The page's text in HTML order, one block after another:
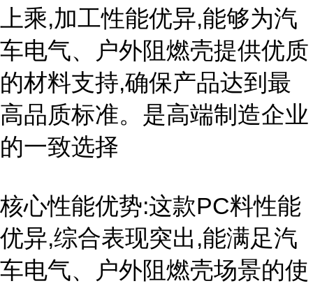
上乘,加工性能优异,能够为汽
车电气、户外阻燃壳提供优质
的材料支持,确保产品达到最
高品质标准。是高端制造企业
的一致选择
核心性能优势:这款PC料性能
优异,综合表现突出,能满足汽
车电气、户外阻燃壳场景的使